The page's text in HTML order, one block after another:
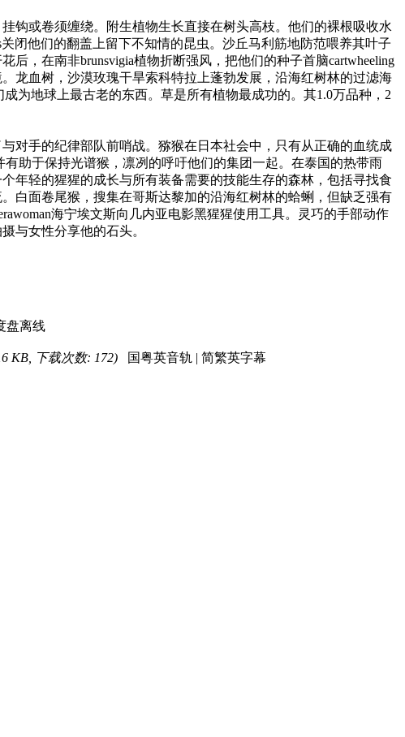
或卷须缠绕。附生植物生长直接在树头高枝。他们的裸根吸收水
闭他们的翻盖上留下不知情的昆虫。沙丘马利筋地防范喂养其叶子
，在南非brunsvigia植物折断强风，把他们的种子首脑cartwheeling
龙血树，沙漠玫瑰干旱索科特拉上蓬勃发展，沿海红树林的过滤海
为地球上最古老的东西。草是所有植物最成功的。其1.0万品种，2
手的纪律部队前哨战。猕猴在日本社会中，只有从正确的血统成
助于保持光谱猴，凛冽的呼吁他们的集团一起。在泰国的热带雨
年轻的猩猩的成长与所有装备需要的技能生存的森林，包括寻找食
白面卷尾猴，搜集在哥斯达黎加的沿海红树林的蛤蜊，但缺乏强有
海宁埃文斯向几内亚电影黑猩猩使用工具。灵巧的手部动作
与女性分享他的石头。
盘离线
KB, 下载次数: 172) 国粤英音轨 | 简繁英字幕